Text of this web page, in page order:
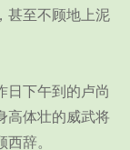
甚至不顾地上泥
下午到的卢尚
高体壮的威武将
辞。